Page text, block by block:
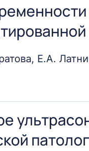
Е.А.
наиболее часто
случая полного